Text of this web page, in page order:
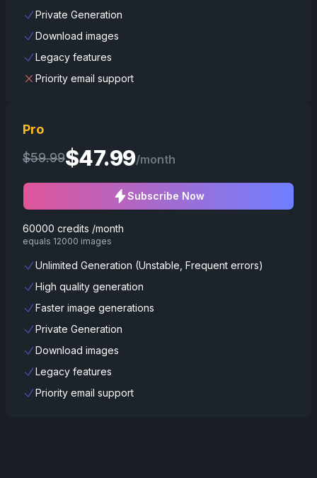
Private Generation
Download images
Legacy features
Priority email support
Pro
$59.99$47.99/month
Subscribe Now
60000 credits /month
equals 12000 images
Unlimited Generation (Unstable, Frequent errors)
High quality generation
Faster image generations
Private Generation
Download images
Legacy features
Priority email support